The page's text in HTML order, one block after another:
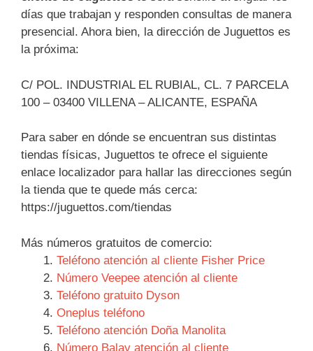
días que trabajan y responden consultas de manera
presencial. Ahora bien, la dirección de Juguettos es
la próxima:
C/ POL. INDUSTRIAL EL RUBIAL, CL. 7 PARCELA
100 – 03400 VILLENA – ALICANTE, ESPAÑA
Para saber en dónde se encuentran sus distintas
tiendas físicas, Juguettos te ofrece el siguiente
enlace localizador para hallar las direcciones según
la tienda que te quede más cerca:
https://juguettos.com/tiendas
Más números gratuitos de comercio:
Teléfono atención al cliente Fisher Price
Número Veepee atención al cliente
Teléfono gratuito Dyson
Oneplus teléfono
Teléfono atención Doña Manolita
Número Balay atención al cliente